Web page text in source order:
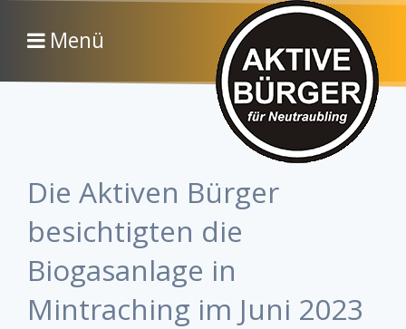
Menü
Die Aktiven Bürger
besichtigten die
Biogasanlage in
Mintraching im Juni 2023